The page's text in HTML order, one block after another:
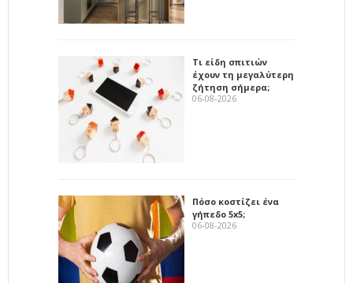
Τι είδη σπιτιών
έχουν τη μεγαλύτερη
ζήτηση σήμερα;
06-08-2026
Πόσο κοστίζει ένα
γήπεδο 5x5;
06-08-2026